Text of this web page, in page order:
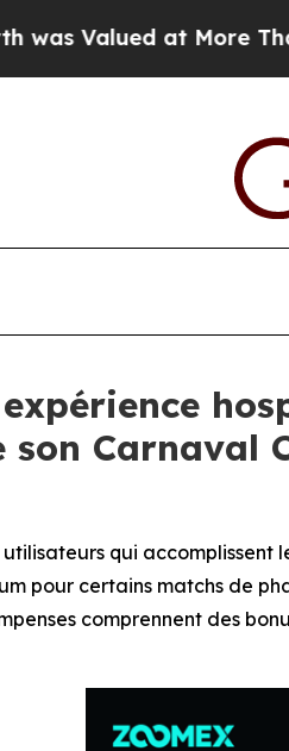
More Than $1.3
expérience
son Carnaval
utilisateurs qui
pour certains matchs de
comprennent des